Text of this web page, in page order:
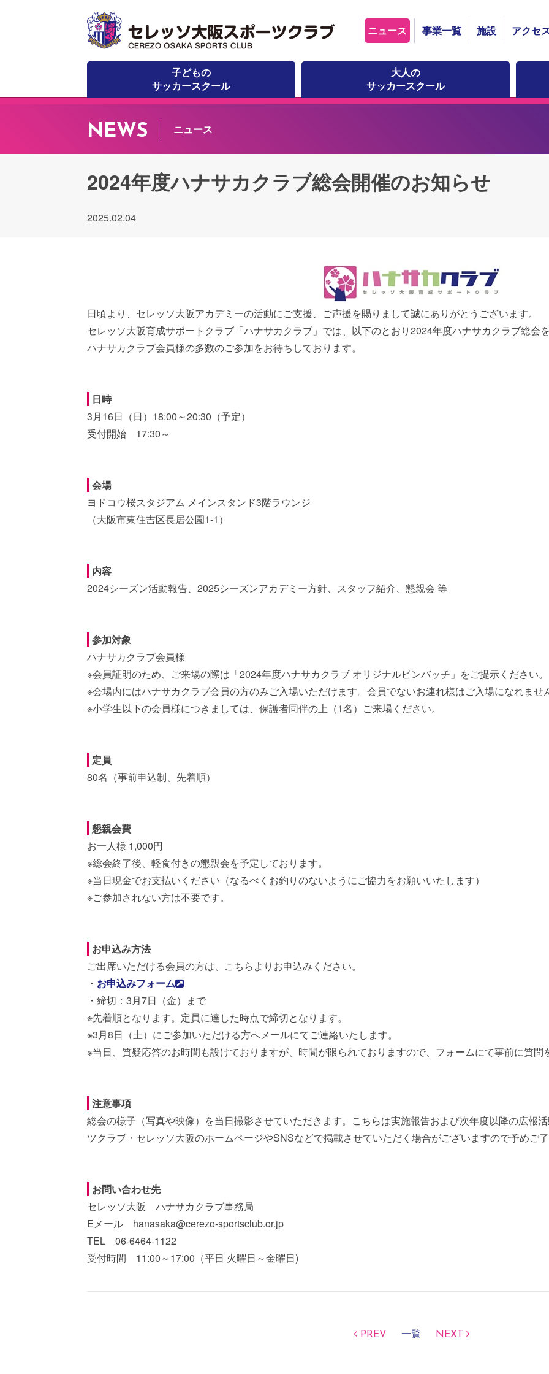
ニュース 事業一覧 施設 アクセ
子どもの
サッカースクール
大人の
サッカースクール
NEWS ニュース
2024年度ハナサカクラブ総会開催のお知らせ
2025.02.04
日頃より、セレッソ大阪アカデミーの活動にご支援、ご声援を賜りまして誠にありがとうございます。
セレッソ大阪育成サポートクラブ「ハナサカクラブ」では、以下のとおり2024年度ハナサカクラブ総会を
ハナサカクラブ会員様の多数のご参加をお待ちしております。
日時
3月16日（日）18:00～20:30（予定）
受付開始 17:30～
会場
ヨドコウ桜スタジアム メインスタンド3階ラウンジ
（大阪市東住吉区長居公園1-1）
内容
2024シーズン活動報告、2025シーズンアカデミー方針、スタッフ紹介、懇親会 等
参加対象
ハナサカクラブ会員様
※会員証明のため、ご来場の際は「2024年度ハナサカクラブ オリジナルピンバッチ」をご提示ください。
※会場内にはハナサカクラブ会員の方のみご入場いただけます。会員でないお連れ様はご入場になれませ
※小学生以下の会員様につきましては、保護者同伴の上（1名）ご来場ください。
定員
80名（事前申込制、先着順）
懇親会費
お一人様 1,000円
※総会終了後、軽食付きの懇親会を予定しております。
※当日現金でお支払いください（なるべくお釣りのないようにご協力をお願いいたします）
※ご参加されない方は不要です。
お申込み方法
ご出席いただける会員の方は、こちらよりお申込みください。
・ お申込みフォーム
・締切：3月7日（金）まで
※先着順となります。定員に達した時点で締切となります。
※3月8日（土）にご参加いただける方へメールにてご連絡いたします。
※当日、質疑応答のお時間も設けておりますが、時間が限られておりますので、フォームにて事前に質問
注意事項
総会の様子（写真や映像）を当日撮影させていただきます。こちらは実施報告および次年度以降の広報
ツクラブ・セレッソ大阪のホームページやSNSなどで掲載させていただく場合がございますので予めご了
お問い合わせ先
セレッソ大阪 ハナサカクラブ事務局
Eメール hanasaka@cerezo-sportsclub.or.jp
TEL 06-6464-1122
受付時間 11:00～17:00（平日 火曜日～金曜日)
PREV 一覧 NEXT